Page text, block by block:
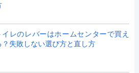
イレのレバーはホームセンターで買え
？失敗しない選び方と直し方